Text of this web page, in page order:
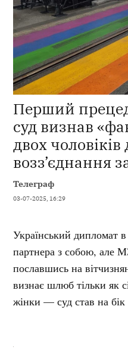
Перший
суд визнав
двох чоловіків
возз’єднання
Телеграф
03-07-2025, 16:29
Український дипломат в
партнера з собою, але
пославшись на
визнає шлюб тільки як
жінки — суд став на бік